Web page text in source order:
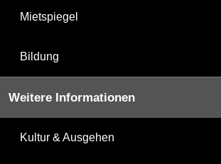
Mietspiegel
Bildung
Weitere Informationen
Kultur & Ausgehen